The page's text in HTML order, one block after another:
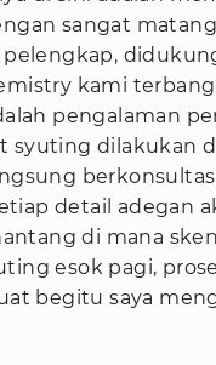
sangat
kami
pengalaman
syuting dilakukan
detail adegan
di mana
esok pagi,
begitu saya